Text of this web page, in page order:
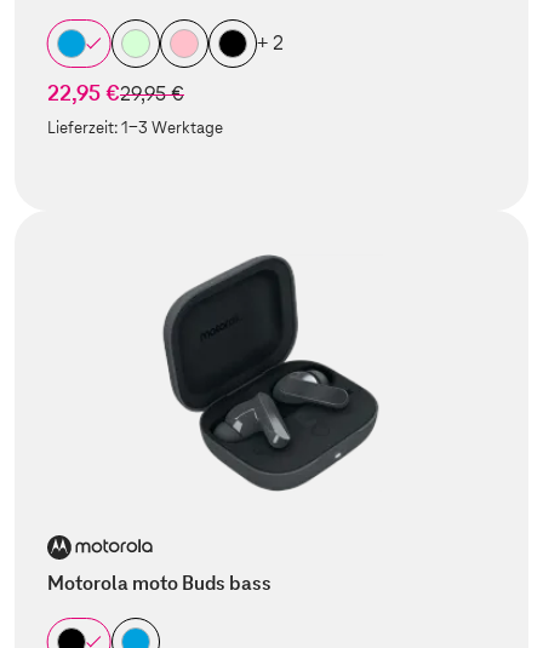
+ 2
22,95 €statt
29,95 €
Lieferzeit:1-3 Werktage
Motorola moto Buds bass